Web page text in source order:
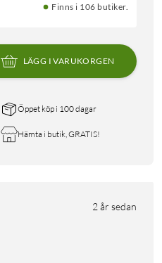
Finns i 106 butiker.
LÄGG I VARUKORGEN
Öppet köp i 100 dagar
Hämta i butik, GRATIS!
2 år sedan